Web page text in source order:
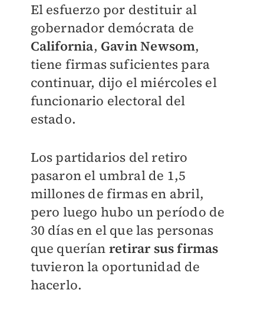
El esfuerzo por destituir al
gobernador demócrata de
California, Gavin Newsom,
tiene firmas suficientes para
continuar, dijo el miércoles el
funcionario electoral del
estado.
Los partidarios del retiro
pasaron el umbral de 1,5
millones de firmas en abril,
pero luego hubo un período de
30 días en el que las personas
que querían retirar sus firmas
tuvieron la oportunidad de
hacerlo.